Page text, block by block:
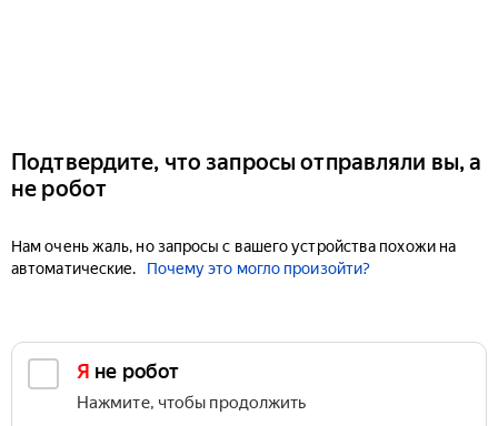
Подтвердите, что запросы отправляли вы, а
не робот
Нам очень жаль, но запросы с вашего устройства похожи на
автоматические.
Почему это могло произойти?
Я не робот
Нажмите, чтобы продолжить